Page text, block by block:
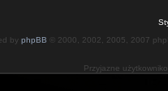
by phpBB © 2000, 2002, 2005, 2007
Przyjazne